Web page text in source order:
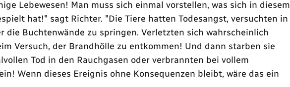
Lebewesen! Man muss sich einmal vorstellen, was sich in diesem
hat!" sagt Richter. "Die Tiere hatten Todesangst, versuchten in
die Buchtenwände zu springen. Verletzten sich wahrscheinlich
Versuch, der Brandhölle zu entkommen! Und dann starben sie
Tod in den Rauchgasen oder verbrannten bei vollem
Wenn dieses Ereignis ohne Konsequenzen bleibt, wäre das ein